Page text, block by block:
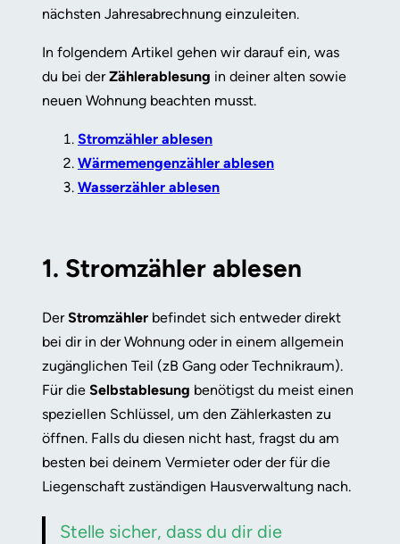
nächsten Jahresabrechnung einzuleiten.
In folgendem Artikel gehen wir darauf ein, was
du bei derZählerablesung in deiner alten sowie
neuen Wohnung beachten musst.
Stromzähler ablesen
Wärmemengenzähler ablesen
Wasserzähler ablesen
1. Stromzähler ablesen
DerStromzähler befindet sich entweder direkt
bei dir in der Wohnung oder in einem allgemein
zugänglichen Teil (zB Gang oder Technikraum).
Für die Selbstablesung benötigst du meist einen
speziellen Schlüssel, um den Zählerkasten zu
öffnen. Falls du diesen nicht hast, fragst du am
besten bei deinem Vermieter oder der für die
Liegenschaft zuständigen Hausverwaltung nach.
Stelle sicher, dass du dir die